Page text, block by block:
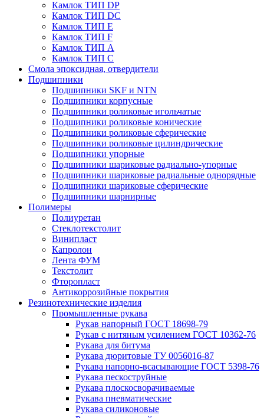
Камлок ТИП DP
Камлок ТИП DС
Камлок ТИП E
Камлок ТИП F
Камлок ТИП А
Камлок ТИП С
Смола эпоксидная, отвердители
Подшипники
Подшипники SKF и NTN
Подшипники корпусные
Подшипники роликовые игольчатые
Подшипники роликовые конические
Подшипники роликовые сферические
Подшипники роликовые цилиндрические
Подшипники упорные
Подшипники шариковые радиально-упорные
Подшипники шариковые радиальные однорядные
Подшипники шариковые сферические
Подшипники шарнирные
Полимеры
Полиуретан
Стеклотекстолит
Винипласт
Капролон
Лента ФУМ
Текстолит
Фторопласт
Антикоррозийные покрытия
Резинотехнические изделия
Промышленные рукава
Рукав напорный ГОСТ 18698-79
Рукав с нитяным усилением ГОСТ 10362-76
Рукава для битума
Рукава дюритовые ТУ 0056016-87
Рукава напорно-всасывающие ГОСТ 5398-76
Рукава пескоструйные
Рукава плоскосворачиваемые
Рукава пневматические
Рукава силиконовые